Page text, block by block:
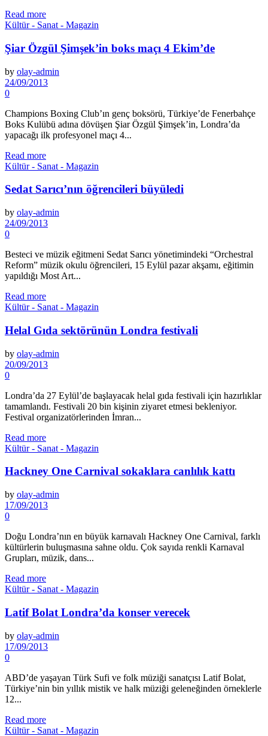
Read more
Kültür - Sanat - Magazin
Şiar Özgül Şimşek’in boks maçı 4 Ekim’de
by olay-admin
24/09/2013
0
Champions Boxing Club’ın genç boksörü, Türkiye’de Fenerbahçe
Boks Kulübü adına dövüşen Şiar Özgül Şimşek’in, Londra’da
yapacağı ilk profesyonel maçı 4...
Read more
Kültür - Sanat - Magazin
Sedat Sarıcı’nın öğrencileri büyüledi
by olay-admin
24/09/2013
0
Besteci ve müzik eğitmeni Sedat Sarıcı yönetimindeki “Orchestral
Reform” müzik okulu öğrencileri, 15 Eylül pazar akşamı, eğitimin
yapıldığı Most Art...
Read more
Kültür - Sanat - Magazin
Helal Gıda sektörünün Londra festivali
by olay-admin
20/09/2013
0
Londra’da 27 Eylül’de başlaya­cak helal gıda festivali için hazır­lıklar
tamamlandı. Festivali 20 bin kişinin ziyaret et­mesi bekleniyor.
Festival organizatörlerinden İm­ran...
Read more
Kültür - Sanat - Magazin
Hackney One Carnival sokaklara canlılık kattı
by olay-admin
17/09/2013
0
Doğu Londra’nın en büyük karnavalı Hackney One Carnival, farklı
kültürlerin buluşmasına sahne oldu. Çok sayıda renkli Karnaval
Grupları, müzik, dans...
Read more
Kültür - Sanat - Magazin
Latif Bolat Londra’da konser verecek
by olay-admin
17/09/2013
0
ABD’de yaşayan Türk Sufi ve folk müziği sanatçısı Latif Bolat,
Türkiye’nin bin yıllık mistik ve halk müziği geleneğinden örneklerle
12...
Read more
Kültür - Sanat - Magazin